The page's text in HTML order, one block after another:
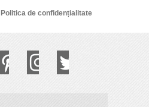
Politica de confidențialitate